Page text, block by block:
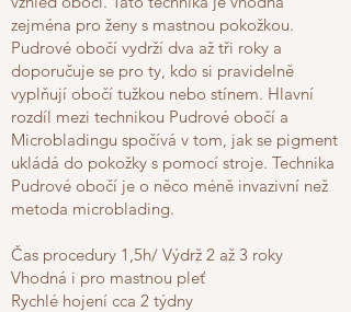
zejména pro ženy s mastnou pokožkou.
Pudrové obočí vydrží dva až tři roky a
doporučuje se pro ty, kdo si pravidelně
vyplňují obočí tužkou nebo stínem. Hlavní
rozdíl mezi technikou Pudrové obočí a
Microbladingu spočívá v tom, jak se pigment
ukládá do pokožky s pomocí stroje. Technika
Pudrové obočí je o něco méně invazivní než
metoda microblading.
Čas procedury 1,5h/ Výdrž 2 až 3 roky
Vhodná i pro mastnou pleť
Rychlé hojení cca 2 týdny